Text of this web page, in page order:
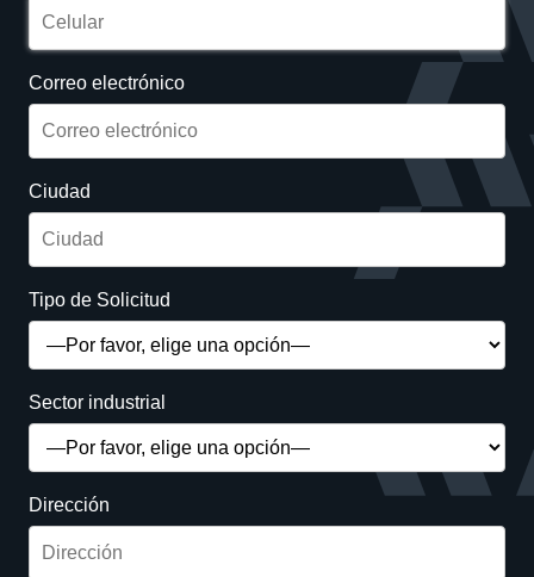
Correo electrónico
Ciudad
Tipo de Solicitud
Sector industrial
Dirección